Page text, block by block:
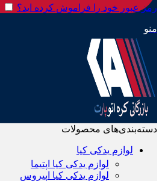
رمز عبور خود را فراموش کرده اید؟
منو
دسته‌بندی‌های محصولات
لوازم یدکی کیا
لوازم یدکی کیا اپتیما
لوازم یدکی کیا اپیروس